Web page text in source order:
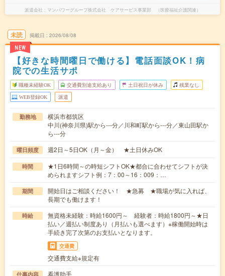
派遣会社 マンパワーグループ株式会社 ケアサービス事業部 （医療福祉介護関連）
未読
NEW
掲載日 2026/08/08
【好きな時間曜日で働ける】電話面談OK！病
院での生活サポ
職種未経験OK 交通費別途支給あり 土日祝日が休み 残業なし
WEB登録OK 派遣
勤務地
横浜市都筑区
中川(神奈川県)駅から---分／川和町駅から---分／東山田駅か
ら---分
曜日頻度 週2日～5日OK（月～金） ★土日休みOK
時間
★1日6時間～の時短シフトOK★都合に合わせてシフトが決
められますシフト例：7：00～16：009：…
期間
開始日はご相談ください！ ★急募 ★職場が気に入れば、
長期でも働けます！
時給
無資格未経験：時給1600円～ 経験者：時給1800円～★日
払い／週払い制度あり（月払いも選べます）※稼働開始時は
手続き完了次第のお支払いとなります。
交通費
交通費支給※規定有
仕事内容 看護助手